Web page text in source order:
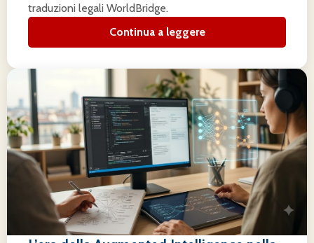
traduzioni legali WorldBridge.
Continua a leggere